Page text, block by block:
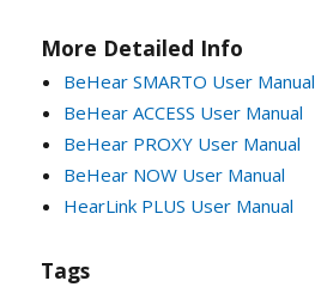
More Detailed Info
BeHear SMARTO User Manual
BeHear ACCESS User Manual
BeHear PROXY User Manual
BeHear NOW User Manual
HearLink PLUS User Manual
Tags